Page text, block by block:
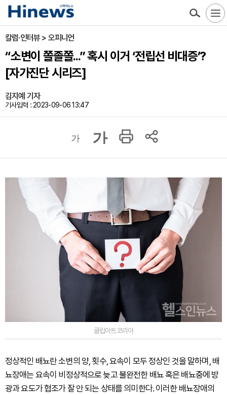
칼럼·인터뷰 > 오피니언
“소변이 쫄졸쫄...” 혹시 이거 ‘전립선 비대증’?
[자가진단 시리즈]
김지예 기자
기사입력 : 2023-09-06 13:47
가 가
클립아트코리아
정상적인 배뇨란 소변의 양, 횟수, 요속이 모두 정상인 것을 말하며, 배
뇨장애는 요속이 비정상적으로 늦고 불완전한 배뇨 혹은 배뇨중에 방
광과 요도가 협조가 잘 안 되는 상태를 의미한다. 이러한 배뇨장애의